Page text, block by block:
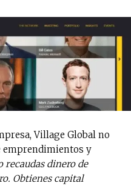
Village Global no
emprendimientos y
recaudas dinero de
Obtienes capital